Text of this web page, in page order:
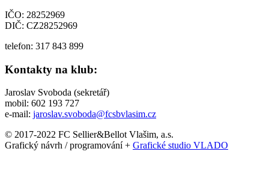
IČO: 28252969
DIČ: CZ28252969
telefon: 317 843 899
Kontakty na klub:
Jaroslav Svoboda (sekretář)
mobil: 602 193 727
e-mail: jaroslav.svoboda@fcsbvlasim.cz
© 2017-2022 FC Sellier&Bellot Vlašim, a.s.
Grafický návrh / programování + Grafické studio VLADO